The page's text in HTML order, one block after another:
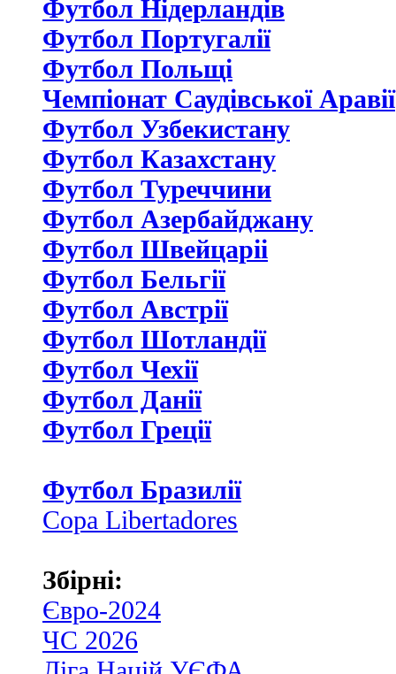
Футбол Нідерландiв
Футбол Португалії
Футбол Польщі
Чемпіонат Саудівської Аравії
Футбол Узбекистану
Футбол Казахстану
Футбол Туреччини
Футбол Азербайджану
Футбол Швейцаріі
Футбол Бельгії
Футбол Австрії
Футбол Шотландії
Футбол Чехії
Футбол Данії
Футбол Греції
Футбол Бразилії
Copa Libertadores
Збірні:
Євро-2024
ЧС 2026